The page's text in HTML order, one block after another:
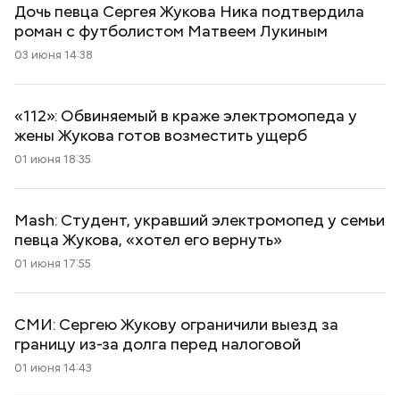
Дочь певца Сергея Жукова Ника подтвердила
роман с футболистом Матвеем Лукиным
03 июня 14:38
«112»: Обвиняемый в краже электромопеда у
жены Жукова готов возместить ущерб
01 июня 18:35
Mash: Студент, укравший электромопед у семьи
певца Жукова, «хотел его вернуть»
01 июня 17:55
СМИ: Сергею Жукову ограничили выезд за
границу из-за долга перед налоговой
01 июня 14:43